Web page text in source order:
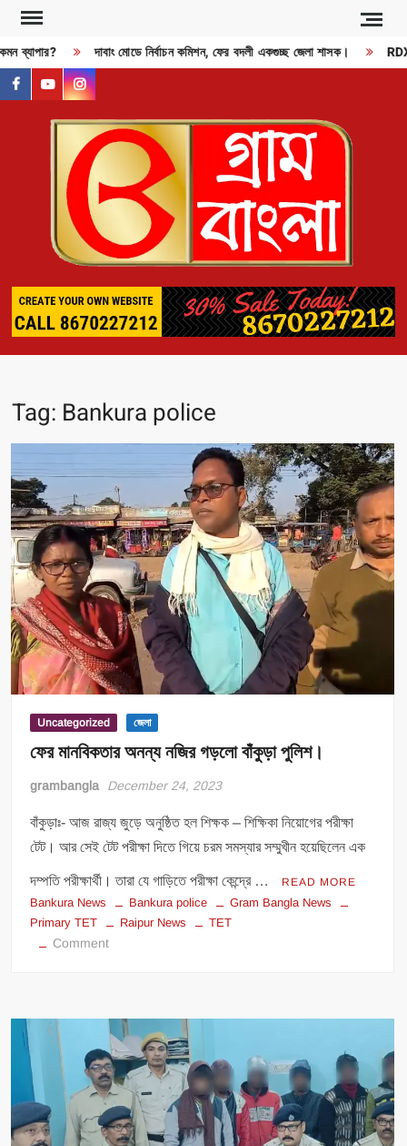
Skip
content
দাবাং মোডে নির্বাচন কমিশন, ফের বদলী একগুচ্ছ জেলা শাসক। RDX
facebook
youtubeinstagram
Tag: Bankura police
Uncategorized জেলা
ফের মানবিকতার অনন্য নজির গড়লো বাঁকুড়া পুলিশ।
grambangla December 24, 2023
বাঁকুড়াঃ- আজ রাজ্য জুড়ে অনুষ্ঠিত হল শিক্ষক – শিক্ষিকা নিয়োগের পরীক্ষা
টেট। আর সেই টেট পরীক্ষা দিতে গিয়ে চরম সমস্যার সম্মুখীন হয়েছিলেন এক
দম্পতি পরীক্ষার্থী। তারা যে গাড়িতে পরীক্ষা কেন্দ্রে … READ MORE
Bankura News Bankura police
Gram Bangla News
Primary TET
Raipur News TET
Commenton
নজির
গড়লো
বাঁকুড়া
পুলিশ।